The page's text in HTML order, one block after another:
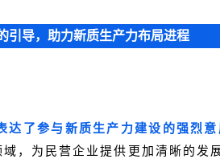
引导，助力新质生产力布局进程
达了参与新质生产力建设的强烈
，为民营企业提供更加清晰的